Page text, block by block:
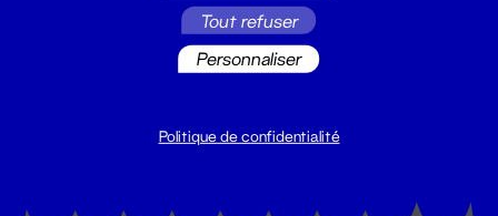
Du lundi au vendredi 14h → 18h
Tout refuser
Personnaliser
Politique de confidentialité